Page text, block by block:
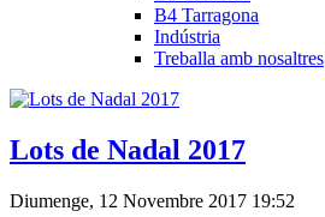
B4 Tarragona
Indústria
Treballa amb nosaltres
Lots de Nadal 2017
Diumenge, 12 Novembre 2017 19:52